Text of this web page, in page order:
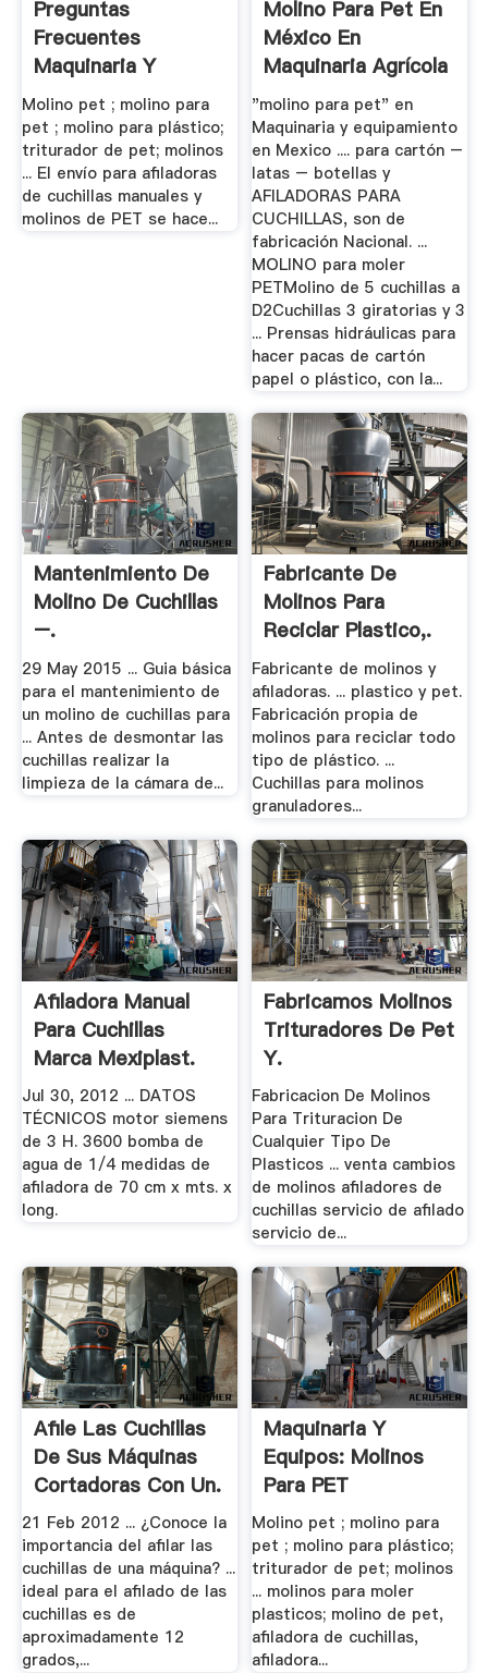
Preguntas
Frecuentes
Maquinaria Y
Equipos
Molino pet ; molino para
pet ; molino para plástico;
triturador de pet; molinos
... El envío para afiladoras
de cuchillas manuales y
molinos de PET se hace...
Molino Para Pet En
México En
Maquinaria Agrícola
Y.
"molino para pet" en
Maquinaria y equipamiento
en Mexico .... para cartón –
latas – botellas y
AFILADORAS PARA
CUCHILLAS, son de
fabricación Nacional. ...
MOLINO para moler
PETMolino de 5 cuchillas a
D2Cuchillas 3 giratorias y 3
... Prensas hidráulicas para
hacer pacas de cartón
papel o plástico, con la...
Mantenimiento De
Molino De Cuchillas
–.
29 May 2015 ... Guia básica
para el mantenimiento de
un molino de cuchillas para
... Antes de desmontar las
cuchillas realizar la
limpieza de la cámara de...
Fabricante De
Molinos Para
Reciclar Plastico,.
Fabricante de molinos y
afiladoras. ... plastico y pet.
Fabricación propia de
molinos para reciclar todo
tipo de plástico. ...
Cuchillas para molinos
granuladores...
Afiladora Manual
Para Cuchillas
Marca Mexiplast.
Jul 30, 2012 ... DATOS
TÉCNICOS motor siemens
de 3 H. 3600 bomba de
agua de 1/4 medidas de
afiladora de 70 cm x mts. x
long.
Fabricamos Molinos
Trituradores De Pet
Y.
Fabricacion De Molinos
Para Trituracion De
Cualquier Tipo De
Plasticos ... venta cambios
de molinos afiladores de
cuchillas servicio de afilado
servicio de...
Afile Las Cuchillas
De Sus Máquinas
Cortadoras Con Un.
21 Feb 2012 ... ¿Conoce la
importancia del afilar las
cuchillas de una máquina? ...
ideal para el afilado de las
cuchillas es de
aproximadamente 12
grados,...
Maquinaria Y
Equipos: Molinos
Para PET
Molino pet ; molino para
pet ; molino para plástico;
triturador de pet; molinos
... molinos para moler
plasticos; molino de pet,
afiladora de cuchillas,
afiladora...